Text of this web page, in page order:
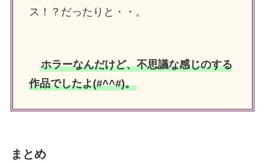
ス！？だったりと・・。
ホラーなんだけど、不思議な感じのする
作品でしたよ(#^^#)。
まとめ